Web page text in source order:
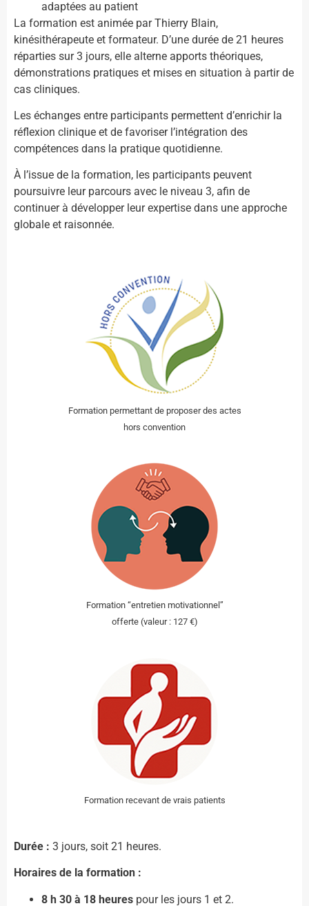
adaptées au patient
La formation est animée par Thierry Blain,
kinésithérapeute et formateur. D’une durée de 21 heures
réparties sur 3 jours, elle alterne apports théoriques,
démonstrations pratiques et mises en situation à partir de
cas cliniques.
Les échanges entre participants permettent d’enrichir la
réflexion clinique et de favoriser l’intégration des
compétences dans la pratique quotidienne.
À l’issue de la formation, les participants peuvent
poursuivre leur parcours avec le niveau 3, afin de
continuer à développer leur expertise dans une approche
globale et raisonnée.
Formation permettant de proposer des actes
hors convention
Formation “entretien motivationnel”
offerte (valeur : 127 €)
Formation recevant de vrais patients
Durée : 3 jours, soit 21 heures.
Horaires de la formation :
8 h 30 à 18 heures pour les jours 1 et 2.